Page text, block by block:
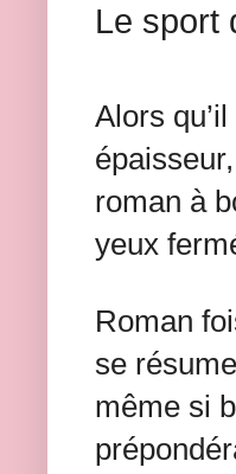
Le sport
Alors
roman à
yeux
Roman
se
même si